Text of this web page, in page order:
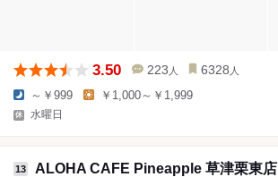
3.50 223 人 6328 人
～￥999 ￥1,000～￥1,999
水曜日
13 ALOHA CAFE Pineapple 草津栗東店